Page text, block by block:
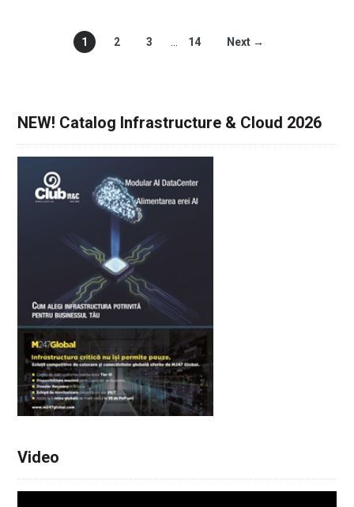
1 2 3 14 Next →
NEW! Catalog Infrastructure & Cloud 2026
Video